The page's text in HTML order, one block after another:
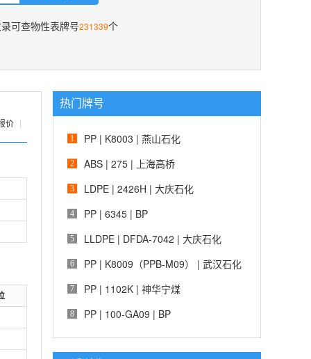
可查物性表牌号231339个
价
热门牌号
1 PP | K8003 | 燕山石化
2 ABS | 275 | 上海高桥
3 LDPE | 2426H | 大庆石化
4 PP | 6345 | BP
5 LLDPE | DFDA-7042 | 大庆石化
6 PP | K8009（PPB-M09） | 武汉石化
7 PP | 1102K | 神华宁煤
8 PP | 100-GA09 | BP